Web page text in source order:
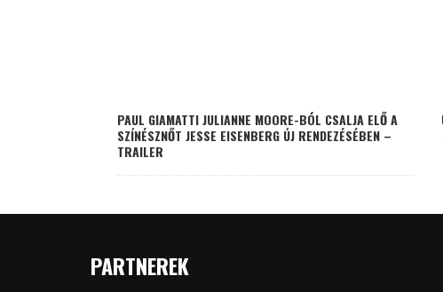
PAUL GIAMATTI JULIANNE MOORE-BÓL CSALJA ELŐ A
SZÍNÉSZNŐT JESSE EISENBERG ÚJ RENDEZÉSÉBEN –
TRAILER
PARTNEREK